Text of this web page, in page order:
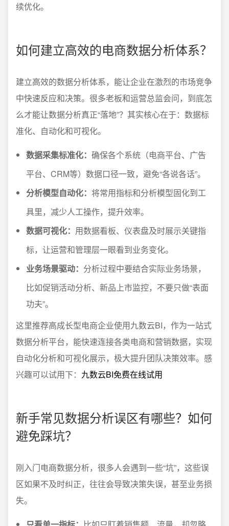
续优化。
如何建立高效的电商数据分析体系？
建立高效的数据分析体系，能让企业在激烈的市场竞争
中快速反应和决策。很多老板和运营总监会问，到底怎
么才能让数据分析真正“落地”？其实核心在于：数据标
准化、自动化和可视化。
数据采集标准化： 确保各个系统（电商平台、广告
平台、CRM等）数据口径一致，避免“各说各话”。
分析模型自动化： 将常用指标和分析模型固化到工
具里，减少人工操作，提升效率。
数据可视化： 用数据看板、仪表盘及时展示关键指
标，让运营和管理层一眼看到业务变化。
业务场景驱动： 分析过程中要结合实际业务场景，
比如促销活动分析、新品上市监控，不要只做“表面
功夫”。
这里推荐高成长型电商企业使用九数云BI，作为一站式
数据分析平台，能快速连接各类电商和营销数据，实现
自动化分析和可视化展示，极大提升团队决策效率。感
兴趣可以试用下： 九数云BI免费在线试用
新手常见数据分析误区有哪些？如何
避免踩坑？
刚入门电商数据分析，很多人会遇到一些“坑”，这些误
区如果不及时纠正，往往会导致决策失误，甚至业务损
失。